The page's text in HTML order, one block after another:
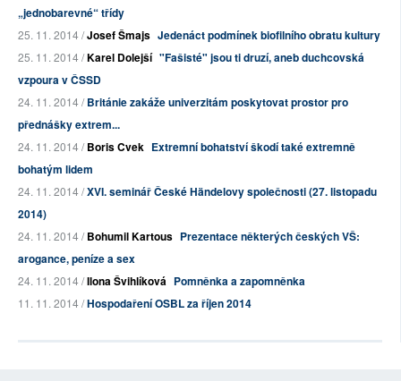
„jednobarevné“ třídy
25. 11. 2014 /Josef Šmajs Jedenáct podmínek biofilního obratu kultury
25. 11. 2014 /Karel Dolejší "Fašisté" jsou ti druzí, aneb duchcovská
vzpoura v ČSSD
24. 11. 2014 /Británie zakáže univerzitám poskytovat prostor pro
přednášky extrem...
24. 11. 2014 /Boris Cvek Extremní bohatství škodí také extremně
bohatým lidem
24. 11. 2014 /XVI. seminář České Händelovy společnosti (27. listopadu
2014)
24. 11. 2014 /Bohumil Kartous Prezentace některých českých VŠ:
arogance, peníze a sex
24. 11. 2014 /Ilona Švihlíková Pomněnka a zapomněnka
11. 11. 2014 /Hospodaření OSBL za říjen 2014